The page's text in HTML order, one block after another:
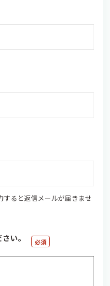
すると返信メールが届きませ
い。